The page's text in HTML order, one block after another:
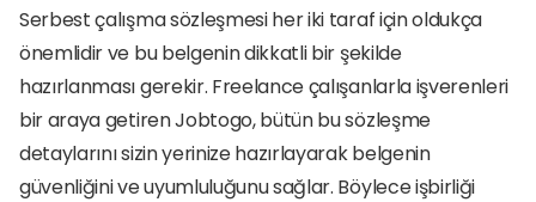
Serbest çalışma sözleşmesi her iki taraf için oldukça
önemlidir ve bu belgenin dikkatli bir şekilde
hazırlanması gerekir. Freelance çalışanlarla işverenleri
bir araya getiren Jobtogo, bütün bu sözleşme
detaylarını sizin yerinize hazırlayarak belgenin
güvenliğini ve uyumluluğunu sağlar. Böylece işbirliği